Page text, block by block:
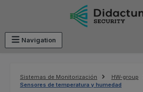
Saltar al contenido principal
Navigation
Sistemas de Monitorización
HW-group
Sensores de temperatura y humedad